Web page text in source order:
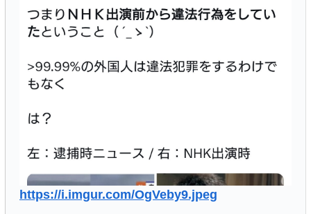
https://i.imgur.com/OgVeby9.jpeg